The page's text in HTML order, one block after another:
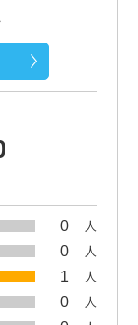
0 人
0 人
1 人
0 人